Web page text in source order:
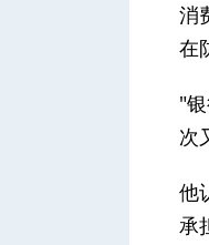
消
在
"
次
他
承